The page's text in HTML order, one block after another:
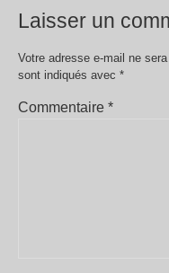
Laisser un
Votre adresse e-mail ne
sont indiqués avec *
Commentaire *